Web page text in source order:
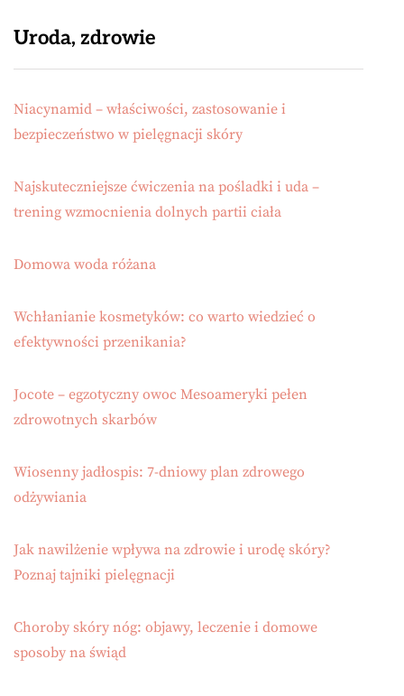
Uroda, zdrowie
Niacynamid – właściwości, zastosowanie i
bezpieczeństwo w pielęgnacji skóry
Najskuteczniejsze ćwiczenia na pośladki i uda –
trening wzmocnienia dolnych partii ciała
Domowa woda różana
Wchłanianie kosmetyków: co warto wiedzieć o
efektywności przenikania?
Jocote – egzotyczny owoc Mesoameryki pełen
zdrowotnych skarbów
Wiosenny jadłospis: 7-dniowy plan zdrowego
odżywiania
Jak nawilżenie wpływa na zdrowie i urodę skóry?
Poznaj tajniki pielęgnacji
Choroby skóry nóg: objawy, leczenie i domowe
sposoby na świąd